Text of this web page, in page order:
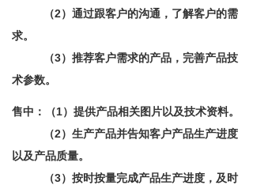
联系我们
（2）通过跟客户的沟通，了解客户的需
求。
（3）推荐客户需求的产品，完善产品技
术参数。
售中：（1）提供产品相关图片以及技术资料。
（2）生产产品并告知客户产品生产进度
以及产品质量。
（3）按时按量完成产品生产进度，及时